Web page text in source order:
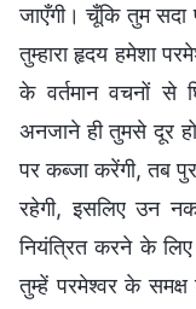
जाएँगी। चूँकि तुम
तुम्हारा हृदय हमेशा
के वर्तमान वचनों से
अनजाने ही तुमसे दूर
पर कब्जा करेंगी, तब
रहेगी, इसलिए उन
नियंत्रित करने के
तुम्हें परमेश्वर के